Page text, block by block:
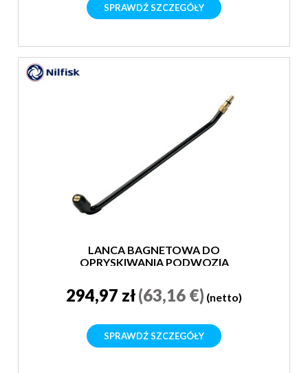
SPRAWDŹ SZCZEGÓŁY
LANCA BAGNETOWA DO
OPRYSKIWANIA PODWOZIA
294,97 zł(63,16 €) (netto)
SPRAWDŹ SZCZEGÓŁY